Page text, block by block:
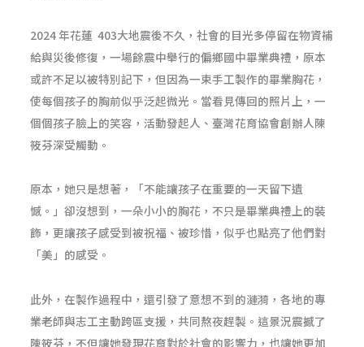
2024 年花蓮 403大地震後不久，社會的目光多停留在物資補
給與災後修復，一場餘震中舉行的偏鄉國中畢業典禮，原本
或許不足以被特別記下，但因為一束手工製作的畢業胸花，
使每個孩子的胸前似乎泛起微光。當看見傳回的照片上，一
個個孩子臉上的笑容，活動發起人、臺灣花育協會創辦人陳
筱芬深受觸動。
原本，她只是想著，「不能讓孩子在重要的一天留下遺
憾。」卻沒想到，一朵小小的胸花，不只是畢業典禮上的裝
飾，更讓孩子感受到被祝福、被珍惜，似乎也點亮了他們對
「美」的感受。
此外，在製作過程中，還引發了意想不到的漣漪，各地的專
業老師與志工主動跨區支援，共同熬夜趕製。這景況震撼了
陳筱芬，不但讓她發現花育對於社會的影響力，也讓她更加